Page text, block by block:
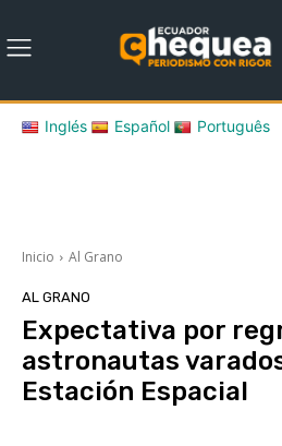
Inglés Español Português
Inicio Al Grano
AL GRANO
Expectativa por
astronautas
Estación Espacial